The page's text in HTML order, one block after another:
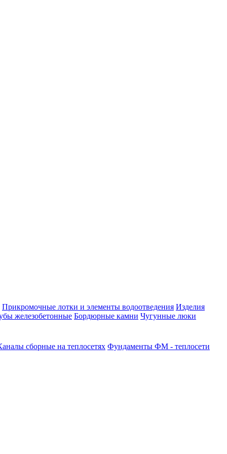
Прикромочные лотки и элементы водоотведения Изделия
железобетонные Бордюрные камни Чугунные люки
сборные на теплосетях Фундаменты ФМ - теплосети